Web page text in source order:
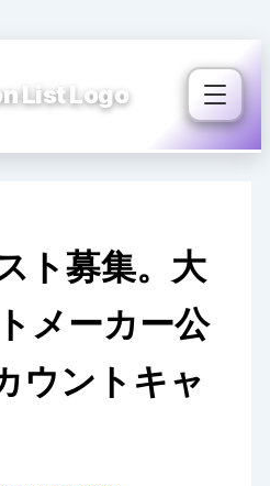
ト募集。大
メーカー公
ウントキャ